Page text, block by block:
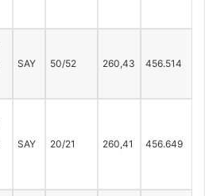
SAY 50/52 260,43 456.514
SAY 20/21 260,41 456.649